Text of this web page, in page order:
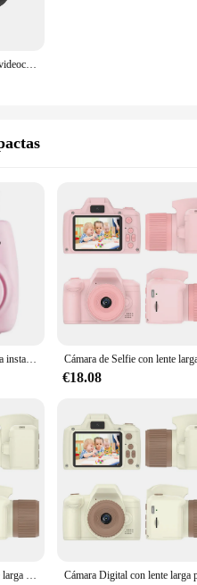
Minicámara IP A9 móvil, videocámara con Sensor, 1080P, HD, Wifi, seguridad para el hogar, inalámbrica
Fujifilm-cámara fotográfica instantánea Fuji Instax Mini 7 +, Color rosa y azul, en stock, más barata que mini 9
€18.08
Cámara de Selfie con lente larga para niños, pantalla IPS de 2,4 pulgadas, cámara Digital, juguetes, Festival de cumpleaños, regalos para 6, 7, 8, 9, 10 años